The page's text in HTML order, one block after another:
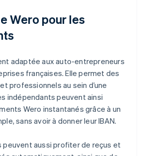
Wero pour les
adaptée aux auto-entrepreneurs
françaises. Elle permet des
professionnels au sein d’une
indépendants peuvent ainsi
Wero instantanés grâce à un
sans avoir à donner leur IBAN.
peuvent aussi profiter de reçus et